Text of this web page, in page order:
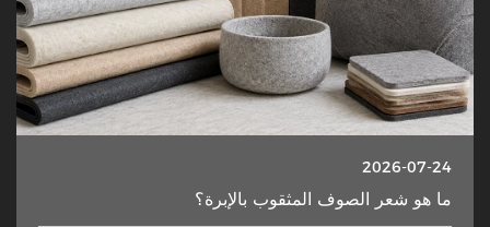
2026-07-24
ما هو شعر الصوف المثقوب بالإبرة؟